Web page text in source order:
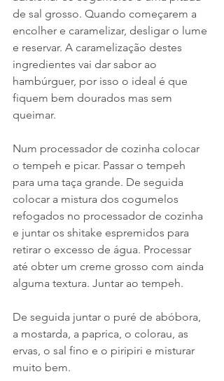
de sal grosso. Quando começarem a
encolher e caramelizar, desligar o lume
e reservar. A caramelização destes
ingredientes vai dar sabor ao
hambúrguer, por isso o ideal é que
fiquem bem dourados mas sem
queimar.
Num processador de cozinha colocar
o tempeh e picar. Passar o tempeh
para uma taça grande. De seguida
colocar a mistura dos cogumelos
refogados no processador de cozinha
e juntar os shitake espremidos para
retirar o excesso de água. Processar
até obter um creme grosso com ainda
alguma textura. Juntar ao tempeh.
De seguida juntar o puré de abóbora,
a mostarda, a paprica, o colorau, as
ervas, o sal fino e o piripiri e misturar
muito bem.